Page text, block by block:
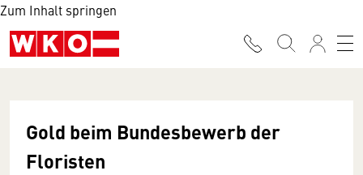
Zum Inhalt springen
Gold beim Bundesbewerb der
Floristen